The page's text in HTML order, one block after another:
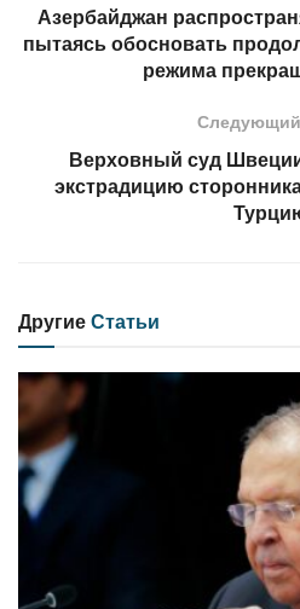
Азербайджан
пытаясь обосновать
режима
Верховный суд
экстрадицию
ДругиеСтатьи